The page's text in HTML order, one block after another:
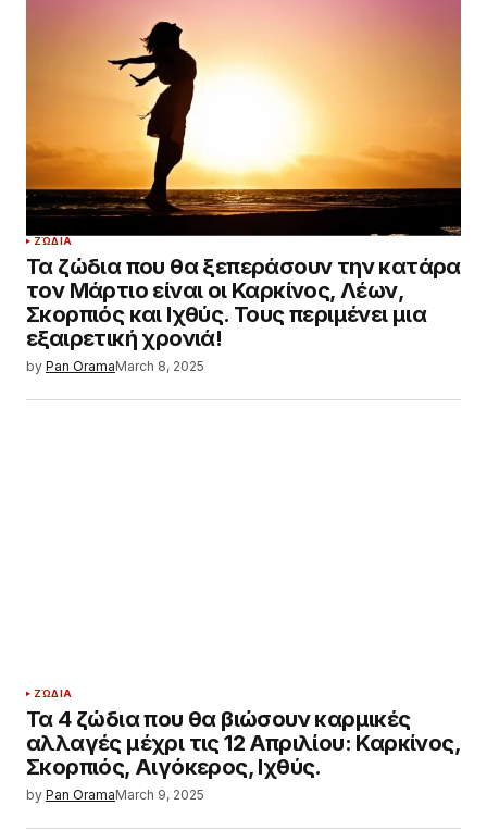
ΖΏΔΙΑ
Τα ζώδια που θα ξεπεράσουν την κατάρα
τον Μάρτιο είναι οι Καρκίνος, Λέων,
Σκορπιός και Ιχθύς. Τους περιμένει μια
εξαιρετική χρονιά!
by Pan OramaMarch 8, 2025
ΖΏΔΙΑ
Τα 4 ζώδια που θα βιώσουν καρμικές
αλλαγές μέχρι τις 12 Απριλίου: Καρκίνος,
Σκορπιός, Αιγόκερος, Ιχθύς.
by Pan OramaMarch 9, 2025